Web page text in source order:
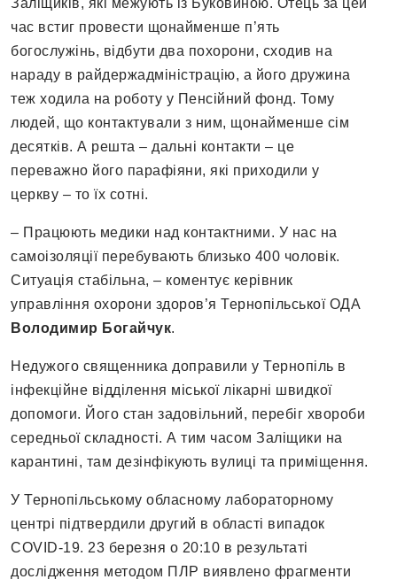
Заліщиків, які межують із Буковиною. Отець за цей
час встиг провести щонайменше п’ять
богослужінь, відбути два похорони, сходив на
нараду в райдержадміністрацію, а його дружина
теж ходила на роботу у Пенсійний фонд. Тому
людей, що контактували з ним, щонайменше сім
десятків. А решта – дальні контакти – це
переважно його парафіяни, які приходили у
церкву – то їх сотні.
– Працюють медики над контактними. У нас на
самоізоляції перебувають близько 400 чоловік.
Ситуація стабільна, – коментує керівник
управління охорони здоров’я Тернопільської ОДА
Володимир Богайчук.
Недужого священника доправили у Тернопіль в
інфекційне відділення міської лікарні швидкої
допомоги. Його стан задовільний, перебіг хвороби
середньої складності. А тим часом Заліщики на
карантині, там дезінфікують вулиці та приміщення.
У Тернопільському обласному лабораторному
центрі підтвердили другий в області випадок
COVID-19. 23 березня о 20:10 в результаті
дослідження методом ПЛР виявлено фрагменти